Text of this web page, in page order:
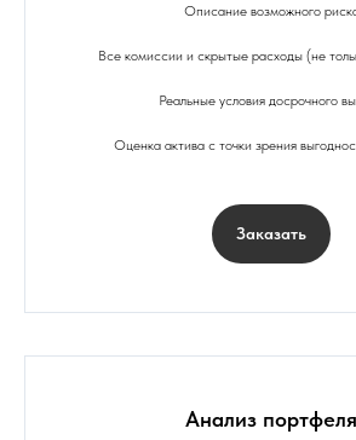
Описание возможного
Все комиссии и скрытые расходы (не
Реальные условия досрочного
Оценка актива с точки зрения
Заказать
Анализ портфеля